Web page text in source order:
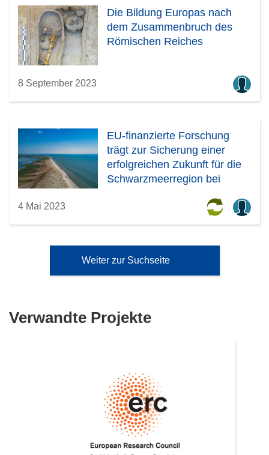
Die Bildung Europas nach
dem Zusammenbruch des
Römischen Reiches
8 September 2023
EU-finanzierte Forschung
trägt zur Sicherung einer
erfolgreichen Zukunft für die
Schwarzmeerregion bei
4 Mai 2023
Weiter zur Suchseite
Verwandte Projekte